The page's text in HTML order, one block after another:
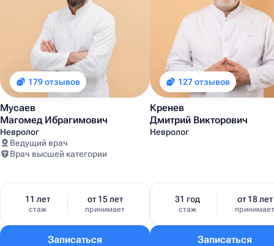
179 отзывов
Мусаев
Магомед Ибрагимович
Невролог
Ведущий врач
Врач высшей категории
11 лет
стаж
от 15 лет
принимает
Записаться
127 отзывов
Кренев
Дмитрий Викторович
Невролог
31 год
стаж
от 18 лет
принимает
Записаться